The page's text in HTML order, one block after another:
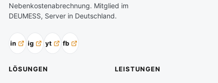
Nebenkostenabrechnung. Mitglied im
DEUMESS, Server in Deutschland.
in ig yt fb
LÖSUNGEN LEISTUNGEN